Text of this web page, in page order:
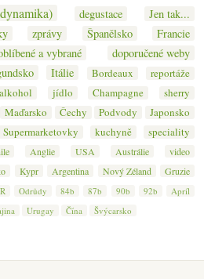
degustace
Jen tak...
zprávy Španělsko
Francie
a vybrané
doporučené weby
Itálie Bordeaux
reportáže
jídlo Champagne
sherry
Maďarsko Čechy Podvody
Japonsko
Supermarketovky kuchyně
speciality
Anglie USA Austrálie
video
Kypr Argentina Nový Zéland
Gruzie
Odrůdy 84b 87b 90b 92b
Apríl
Urugay Čína Švýcarsko